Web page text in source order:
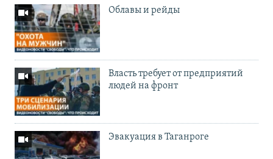
Облавы и рейды
Власть требует от предприятий
людей на фронт
Эвакуация в Таганроге